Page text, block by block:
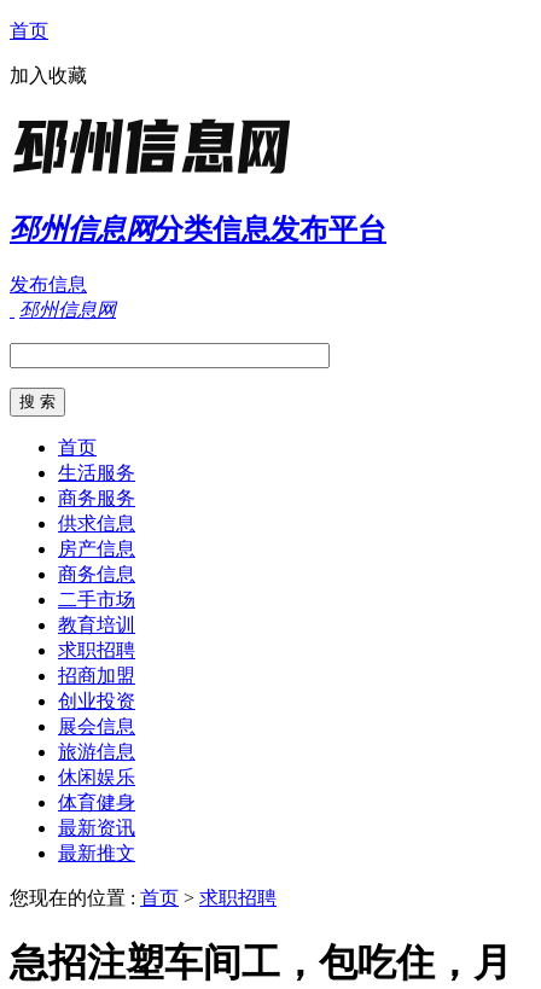
首页
加入收藏
邳州信息网分类信息发布平台
发布信息
邳州信息网
首页
生活服务
商务服务
供求信息
房产信息
商务信息
二手市场
教育培训
求职招聘
招商加盟
创业投资
展会信息
旅游信息
休闲娱乐
体育健身
最新资讯
最新推文
您现在的位置 : 首页 > 求职招聘
急招注塑车间工，包吃住，月